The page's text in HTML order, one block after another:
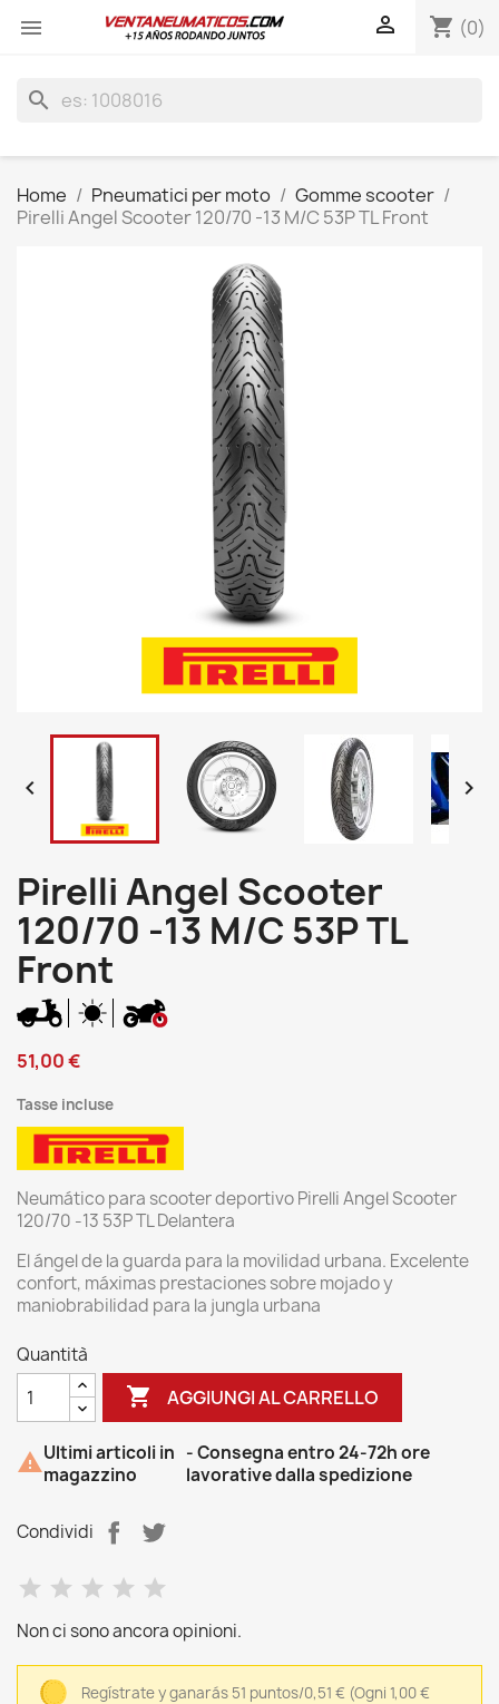
 shopping_cart (0)

search
Home Pneumatici per moto
Gomme scooter
Pirelli Angel Scooter 120/70 -13 M/C 53P TL Front
 
Pirelli Angel Scooter
120/70 -13 M/C 53P TL
Front
51,00 €
Tasse incluse
Neumático para scooter deportivo Pirelli Angel Scooter
120/70 -13 53P TL Delantera
El ángel de la guarda para la movilidad urbana. Excelente
confort, máximas prestaciones sobre mojado y
maniobrabilidad para la jungla urbana
Quantità
 AGGIUNGI AL CARRELLO
Ultimi articoli in
magazzino
- Consegna entro 24-72h ore
lavorative dalla spedizione
Condividi
Non ci sono ancora opinioni.
Regístrate y ganarás 51 puntos/0,51 € (Ogni 1,00 €